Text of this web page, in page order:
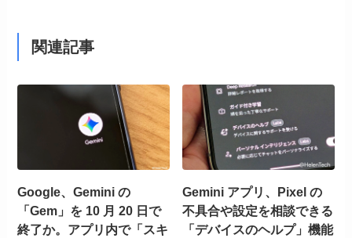
関連記事
Google、Gemini の
「Gem」を 10 月 20 日で
終了か。アプリ内で「スキ
Gemini アプリ、Pixel の
不具合や設定を相談できる
「デバイスのヘルプ」機能